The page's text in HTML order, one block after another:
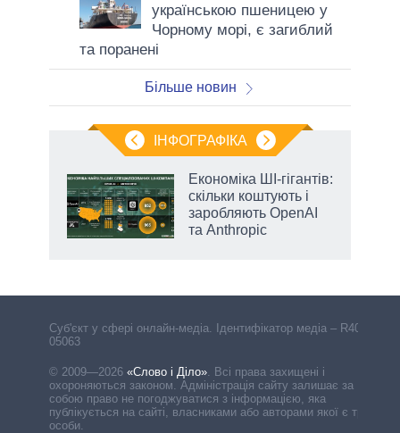
українською пшеницею у
Чорному морі, є загиблий
та поранені
Більше новин
ІНФОГРАФІКА
Економіка ШІ-гігантів:
скільки коштують і
заробляють OpenAI
та Anthropic
Cуб'єкт у сфері онлайн-медіа. Ідентифікатор медіа – R40-
05063
© 2009—2026 «Слово і Діло» Всі права захищені і
охороняються законом. Адміністрація сайту залишає за
собою право не погоджуватися з інформацією, яка
публікується на сайті, власниками або авторами якої є треті
особи.